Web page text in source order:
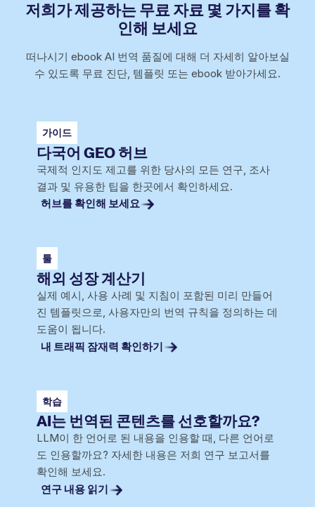
저희가 제공하는 무료 자료 몇 가지를 확
인해 보세요
떠나시기 ebook AI 번역 품질에 대해 더 자세히 알아보실
수 있도록 무료 진단, 템플릿 또는 ebook 받아가세요.
가이드
다국어 GEO 허브
국제적 인지도 제고를 위한 당사의 모든 연구, 조사
결과 및 유용한 팁을 한곳에서 확인하세요.
허브를 확인해 보세요
툴
해외 성장 계산기
실제 예시, 사용 사례 및 지침이 포함된 미리 만들어
진 템플릿으로, 사용자만의 번역 규칙을 정의하는 데
도움이 됩니다.
내 트래픽 잠재력 확인하기
학습
AI는 번역된 콘텐츠를 선호할까요?
LLM이 한 언어로 된 내용을 인용할 때, 다른 언어로
도 인용할까요? 자세한 내용은 저희 연구 보고서를
확인해 보세요.
연구 내용 읽기